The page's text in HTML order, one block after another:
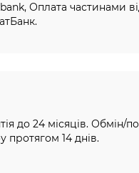
Оплата частинами
до 24 місяців. Обмін/
протягом 14 днів.